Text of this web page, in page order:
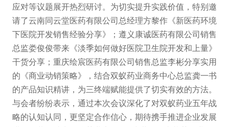
应对等议题展开热烈研讨。为切实提升实践价值，特别邀
请了云南同云堂医药有限公司总经理方黎作《新医药环境
下医院开发销售经验分享》；遵义康诚医药有限公司销售
总监娄俊俊带来《淡季如何做好医院卫生院开发和上量》
干货分享；重庆绘宸医药有限公司销售总监李彬分享实用
的《商业动销策略》，结合双蚁药业商务中心总监龚一书
的产品知识精讲，为三终端赋能提供了切实有效的方法。
与会者纷纷表示，通过本次会议深化了对双蚁药业五年战
略的认知认同，更坚定合作信心，期待携手推进企业发展